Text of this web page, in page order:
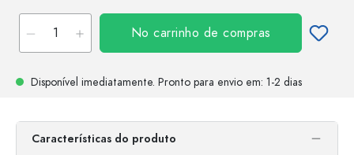
No carrinho de compras
Disponível imediatamente. Pronto para envio em: 1-2 dias
Características do produto